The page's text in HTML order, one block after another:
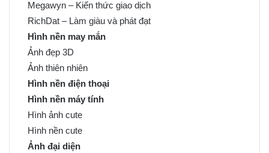
Megawyn – Kiến thức giao dịch
RichDat – Làm giàu và phát đạt
Hình nền may mắn
Ảnh đẹp 3D
Ảnh thiên nhiên
Hình nền điện thoại
Hình nền máy tính
Hình ảnh cute
Hình nền cute
Ảnh đại diện